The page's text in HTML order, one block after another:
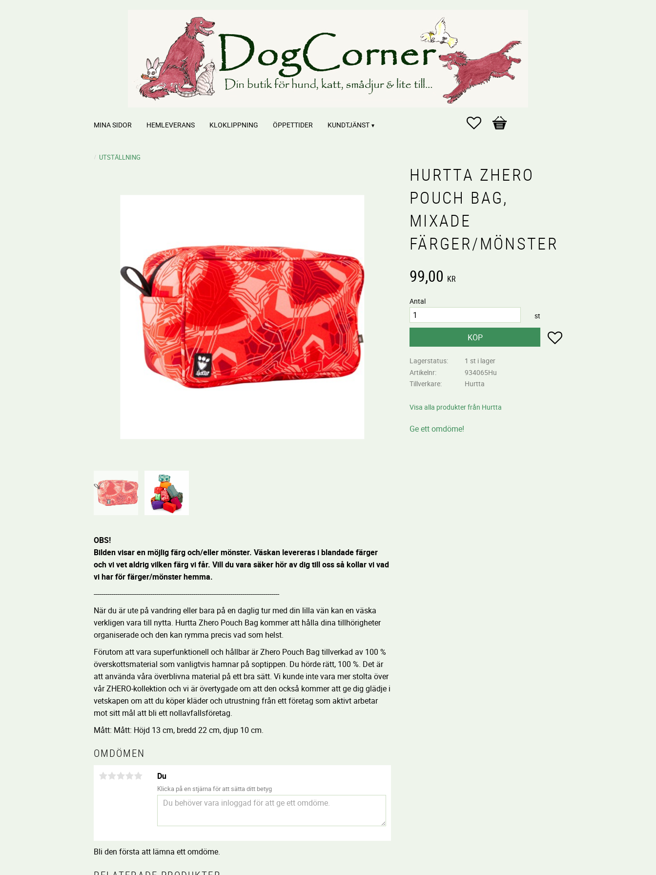
Favoriter
Kundvagn
MINA SIDOR HEMLEVERANS KLOKLIPPNING ÖPPETTIDER KUNDTJÄNST
UTSTÄLLNING
HURTTA ZHERO
POUCH BAG,
MIXADE
FÄRGER/MÖNSTER
99,00 KR
Antal
st
KÖP Lägg till i favoriter
Lagerstatus
1 st i lager
Artikelnr
934065Hu
Tillverkare
Hurtta
Visa alla produkter från Hurtta
Ge ett omdöme!
OBS!
Bilden visar en möjlig färg och/eller mönster. Väskan levereras i blandade färger
och vi vet aldrig vilken färg vi får. Vill du vara säker hör av dig till oss så kollar vi vad
vi har för färger/mönster hemma.
-----------------------------------------------------------------------------------------------
När du är ute på vandring eller bara på en daglig tur med din lilla vän kan en väska
verkligen vara till nytta. Hurtta Zhero Pouch Bag kommer att hålla dina tillhörigheter
organiserade och den kan rymma precis vad som helst.
Förutom att vara superfunktionell och hållbar är Zhero Pouch Bag tillverkad av 100 %
överskottsmaterial som vanligtvis hamnar på soptippen. Du hörde rätt, 100 %. Det är
att använda våra överblivna material på ett bra sätt. Vi kunde inte vara mer stolta över
vår ZHERO-kollektion och vi är övertygade om att den också kommer att ge dig glädje i
vetskapen om att du köper kläder och utrustning från ett företag som aktivt arbetar
mot sitt mål att bli ett nollavfallsföretag.
Mått: Mått: Höjd 13 cm, bredd 22 cm, djup 10 cm.
OMDÖMEN
Du
Klicka på en stjärna för att sätta ditt betyg
Bli den första att lämna ett omdöme.